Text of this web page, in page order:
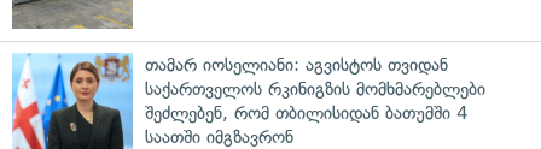
თამარ იოსელიანი: აგვისტოს თვიდან
საქართველოს რკინიგზის მომხმარებლები
შეძლებენ, რომ თბილისიდან ბათუმში 4
საათში იმგზავრონ